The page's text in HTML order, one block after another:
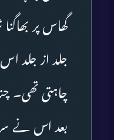
گھاس پر
جلد از جلد
چاہتی تھی۔
بعد اس نے